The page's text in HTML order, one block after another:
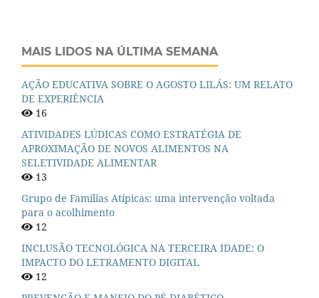
MAIS LIDOS NA ÚLTIMA SEMANA
AÇÃO EDUCATIVA SOBRE O AGOSTO LILÁS: UM RELATO
DE EXPERIÊNCIA
16
ATIVIDADES LÚDICAS COMO ESTRATÉGIA DE
APROXIMAÇÃO DE NOVOS ALIMENTOS NA
SELETIVIDADE ALIMENTAR
13
Grupo de Famílias Atípicas: uma intervenção voltada
para o acolhimento
12
INCLUSÃO TECNOLÓGICA NA TERCEIRA IDADE: O
IMPACTO DO LETRAMENTO DIGITAL
12